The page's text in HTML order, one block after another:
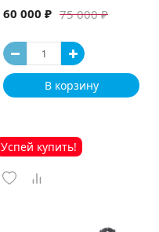
75 000 ₽
60 000 ₽
В корзину
Успей купить!